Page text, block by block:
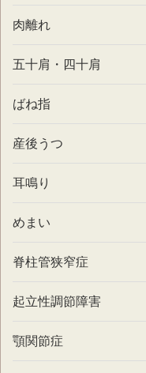
肉離れ
五十肩・四十肩
ばね指
産後うつ
耳鳴り
めまい
脊柱管狭窄症
起立性調節障害
顎関節症